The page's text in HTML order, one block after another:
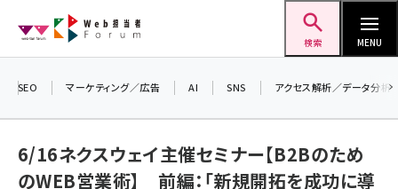
ン
検索 MENU
SEO マーケティング／広告 AI SNS アクセス解析／データ分析
6/16ネクスウェイ主催セミナー【B2Bのため
のWEB営業術】 前編：「新規開拓を成功に導